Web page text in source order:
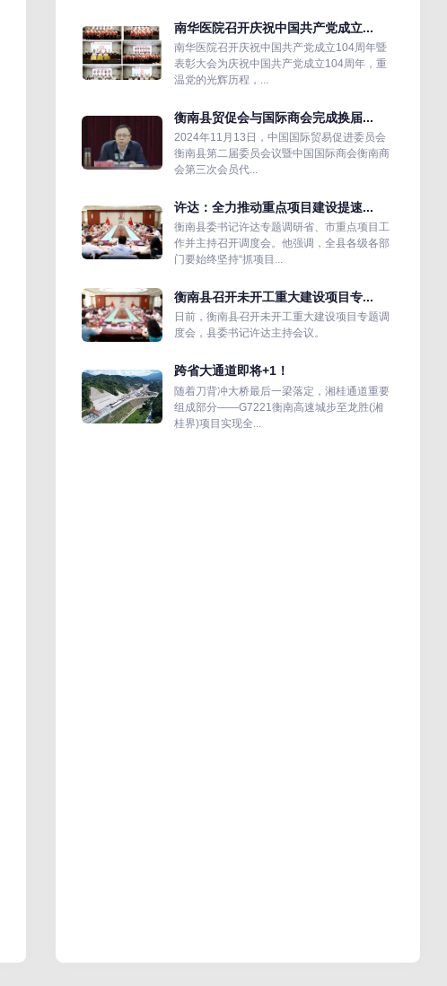
南华医院召开庆祝中国共产党成立...
南华医院召开庆祝中国共产党成立104周年暨
表彰大会为庆祝中国共产党成立104周年，重
温党的光辉历程，...
衡南县贸促会与国际商会完成换届...
2024年11月13日，中国国际贸易促进委员会
衡南县第二届委员会议暨中国国际商会衡南商
会第三次会员代...
许达：全力推动重点项目建设提速...
衡南县委书记许达专题调研省、市重点项目工
作并主持召开调度会。他强调，全县各级各部
门要始终坚持“抓项目...
衡南县召开未开工重大建设项目专...
日前，衡南县召开未开工重大建设项目专题调
度会，县委书记许达主持会议。
跨省大通道即将+1！
随着刀背冲大桥最后一梁落定，湘桂通道重要
组成部分——G7221衡南高速城步至龙胜(湘
桂界)项目实现全...